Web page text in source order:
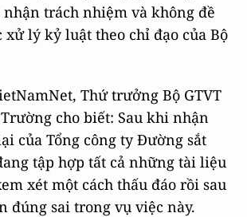
trách nhiệm và không đề
lý kỷ luật theo chỉ đạo của Bộ
Thứ trưởng Bộ GTVT
cho biết: Sau khi nhận
của Tổng công ty Đường sắt
tập hợp tất cả những tài liệu
xét một cách thấu đáo rồi sau
đúng sai trong vụ việc này.